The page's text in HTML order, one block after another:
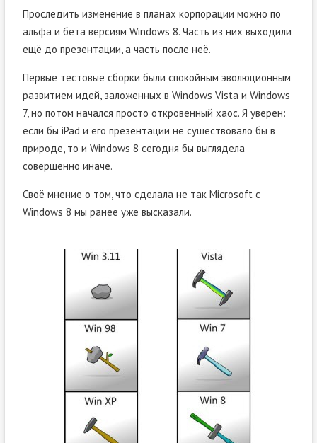
Проследить изменение в планах корпорации можно по
альфа и бета версиям Windows 8. Часть из них выходили
ещё до презентации, а часть после неё.
Первые тестовые сборки были спокойным эволюционным
развитием идей, заложенных в Windows Vista и Windows
7, но потом начался просто откровенный хаос. Я уверен:
если бы iPad и его презентации не существовало бы в
природе, то и Windows 8 сегодня бы выглядела
совершенно иначе.
Своё мнение о том, что сделала не так Microsoft с
Windows 8 мы ранее уже высказали.